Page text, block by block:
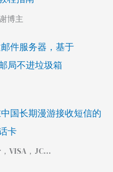
博主
件服务器，基于
局不进垃圾箱
国长期漫游接收短信的
卡
VISA，JC…